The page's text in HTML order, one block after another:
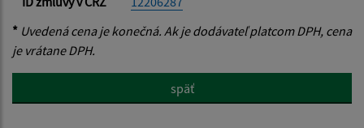
* Uvedená cena je konečná. Ak je dodávateľ platcom DPH, cena
je vrátane DPH.
späť